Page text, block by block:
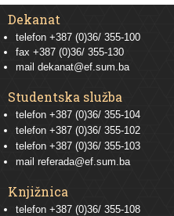
Dekanat
telefon +387 (0)36/ 355-100
fax +387 (0)36/ 355-130
mail dekanat@ef.sum.ba
Studentska služba
telefon +387 (0)36/ 355-104
telefon +387 (0)36/ 355-102
telefon +387 (0)36/ 355-103
mail referada@ef.sum.ba
Knjižnica
telefon +387 (0)36/ 355-108